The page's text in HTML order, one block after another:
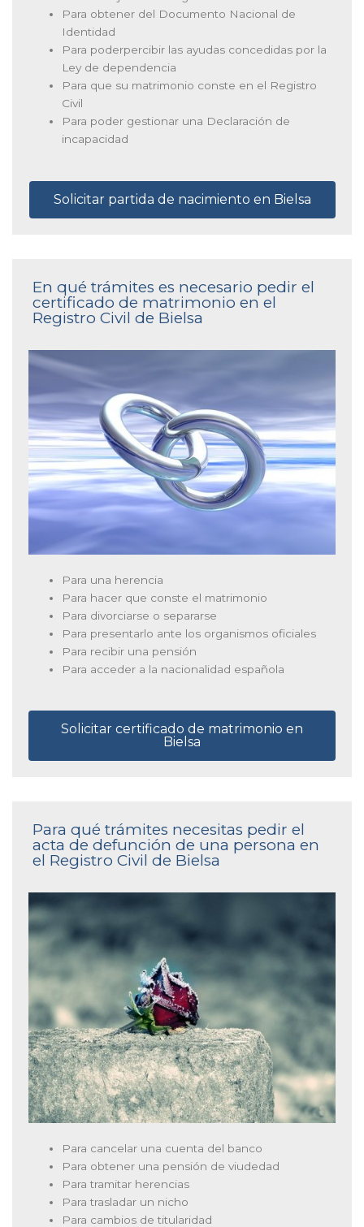
Para obtener del Documento Nacional de
Identidad
Para poderpercibir las ayudas concedidas por la
Ley de dependencia
Para que su matrimonio conste en el Registro
Civil
Para poder gestionar una Declaración de
incapacidad
Solicitar partida de nacimiento en Bielsa
En qué trámites es necesario pedir el
certificado de matrimonio en el
Registro Civil de Bielsa
Para una herencia
Para hacer que conste el matrimonio
Para divorciarse o separarse
Para presentarlo ante los organismos oficiales
Para recibir una pensión
Para acceder a la nacionalidad española
Solicitar certificado de matrimonio en
Bielsa
Para qué trámites necesitas pedir el
acta de defunción de una persona en
el Registro Civil de Bielsa
Para cancelar una cuenta del banco
Para obtener una pensión de viudedad
Para tramitar herencias
Para trasladar un nicho
Para cambios de titularidad